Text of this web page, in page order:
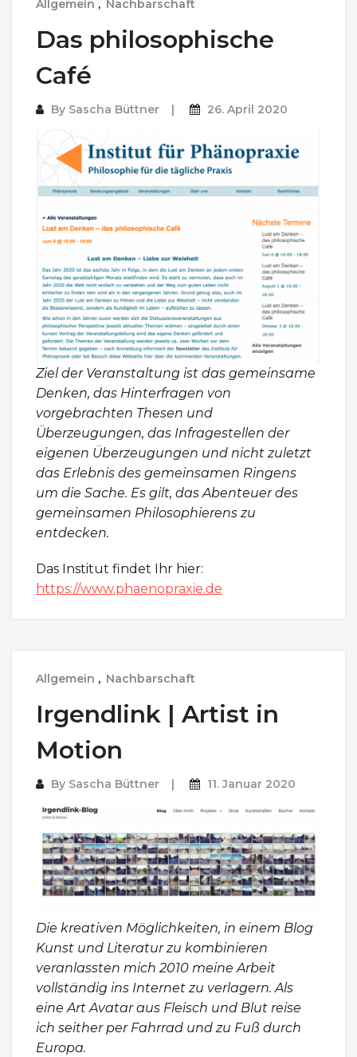
Allgemein , Nachbarschaft
Das philosophische
Café
By Sascha Büttner 26. April 2020
Ziel der Veranstaltung ist das gemeinsame
Denken, das Hinterfragen von
vorgebrachten Thesen und
Überzeugungen, das Infragestellen der
eigenen Überzeugungen und nicht zuletzt
das Erlebnis des gemeinsamen Ringens
um die Sache. Es gilt, das Abenteuer des
gemeinsamen Philosophierens zu
entdecken.
Das Institut findet Ihr hier:
https://www.phaenopraxie.de
Allgemein , Nachbarschaft
Irgendlink | Artist in
Motion
By Sascha Büttner 11. Januar 2020
Die kreativen Möglichkeiten, in einem Blog
Kunst und Literatur zu kombinieren
veranlassten mich 2010 meine Arbeit
vollständig ins Internet zu verlagern. Als
eine Art Avatar aus Fleisch und Blut reise
ich seither per Fahrrad und zu Fuß durch
Europa.